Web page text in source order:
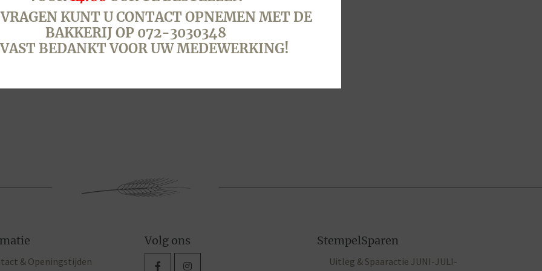
VRUCHTEN
MET TEKST, VANAF
SLAGROOM VRUCHTEN
TAART, 12 PERSONEN
€ 27,60
& Openingstijden
Volg ons StempelSparen
Uitleg & Spaaractie JUNI-JULI-
KUNT U CONTACT OPNEMEN MET DE
BAKKERIJ OP 072-3030348
BEDANKT VOOR UW MEDEWERKING!